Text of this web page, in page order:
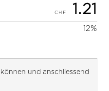
1.21
12%
und anschliessend